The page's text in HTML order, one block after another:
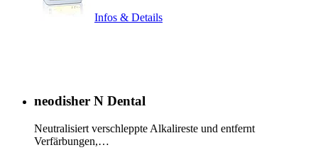
Infos & Details
neodisher N Dental
Neutralisiert verschleppte Alkalireste und entfernt
Verfärbungen,…